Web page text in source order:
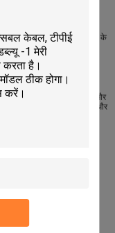
को नियंत्रित करें और टिन-तांबे के
किया गया सर्वो नियंत्रक और
के लिए औद्योगिक मशीनरी और